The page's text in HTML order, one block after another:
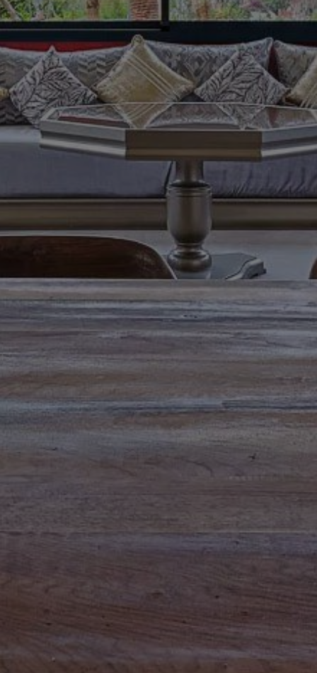
Acheter Villa 8 pièces 1200 m² Marrakech